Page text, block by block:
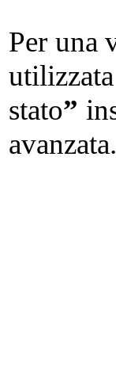
Per una
stato”
avanzata.